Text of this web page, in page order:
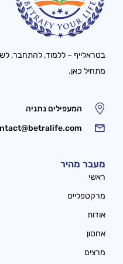
בטראלייף – ללמוד, להתחבר,
מתחיל כאן.
המעפילים נתניה
מעבר מהיר
ראשי
מרקטפלייס
אודות
אחסון
מרצים